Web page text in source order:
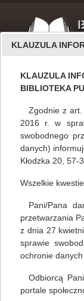
Filie
Przedszkolaki
Mariola Huzar,
Filia
z
starszaków, bo
KLAUZULA
KLAUZULA
BIBLIOTEKA
Zgodnie z
2016 r. w
swobodnego
danych)
Kłodzka 20, 57-
Wszelkie
Pani/Pana
przetwarzania
z dnia 27
sprawie
ochronie
Odbiorcą
portale